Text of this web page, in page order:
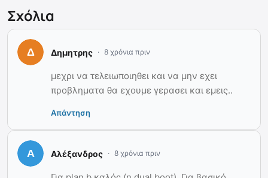
Σχόλια
Δημητρης 8 χρόνια πριν
μεχρι να τελειωποιηθει και να μην εχει
προβληματα θα εχουμε γερασει και εμεις..
Απάντηση
Αλέξανδρος 8 χρόνια πριν